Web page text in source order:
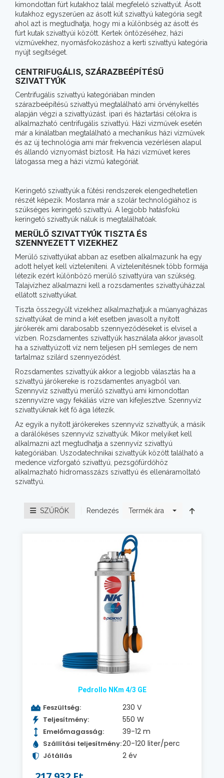
kimondottan fúrt kutakhoz talál megfelelő szivattyút. Ásott
kutakhoz egyszerűen az ásott kút szivattyú kategória segít
ahol azt is megtudhatja, hogy mi a különbség az ásott és
fúrt kutak szivattyúi között. Kertek öntözéséhez, házi
vízművekhez, nyomásfokozáshoz a kerti szivattyú kategória
nyújt segítséget.
CENTRIFUGÁLIS, SZÁRAZBEÉPÍTÉSŰ
SZIVATTYÚK
Centrifugális szivattyú kategóriában minden
szárazbeépítésű szivattyú megtalálható ami örvénykeltés
alapján végzi a szivattyúzást. ipari és háztartási célokra is
alkalmazható centrifugális szivattyú. Házi vizművek esetén
már a kínálatban megtalálható a mechanikus házi vízművek
és az új technológia ami már frekvencia vezérlésen alapul
és állandó viznyomást biztosít. Ha házi vízművet keres
látogassa meg a házi vízmű kategóriát.
Keringető szivattyúk a fűtési rendszerek elengedhetetlen
részét képezik. Mostanra már a szolár technológiához is
szükséges keringető szivattyú. A legjobb hatásfokú
keringető szivattyúk náluk is megtalálhatóak.
MERÜLŐ SZIVATTYÚK TISZTA ÉS
SZENNYEZETT VIZEKHEZ
Merülő szivattyúkat abban az esetben alkalmazunk ha egy
adott helyet kell vízteleníteni. A víztelenítésnek több formája
létezik ezért különböző merülő szivattyúra van szükség.
Talajvízhez alkalmazni kell a rozsdamentes szivattyúházzal
ellátott szivattyúkat.
Tiszta összegyűlt vizekhez alkalmazhatjuk a műanyagházas
szivattyúkat de mind a két esetben javasolt a nyitott
járókerék ami darabosabb szennyeződéseket is elvisel a
vízben. Rozsdamentes szivattyúk használata akkor javasolt
ha a szivattyúzott víz nem teljesen pH semleges de nem
tartalmaz szilárd szennyeződést.
Rozsdamentes szivattyúk akkor a legjobb választás ha a
szivattyú járókereke is rozsdamentes anyagból van.
Szennyvíz szivattyú merülő szivattyú ami kimondottan
szennyvízre vagy fekáliás vízre van kifejlesztve. Szennyvíz
szivattyúknak két fő ága létezik.
Az egyik a nyitott járókerekes szennyvíz szivattyúk, a másik
a darálókéses szennyvíz szivattyúk. Mikor melyiket kell
alkalmazni azt megtudhatja a szennyvíz szivattyú
kategóriában. Uszodatechnikai szivattyúk között található a
medence vízforgató szivattyú, pezsgőfürdőhöz
alkalmazható hidromasszázs szivattyú és ellenáramoltató
szivattyú.
SZŰRŐK Rendezés Termék ára
Pedrollo NKm 4/3 GE
Feszültség: 230 V
Teljesítmény: 550 W
Emelőmagasság: 39-12 m
Szállítási teljesítmény:20-120 liter/perc
Jótállás 2 év